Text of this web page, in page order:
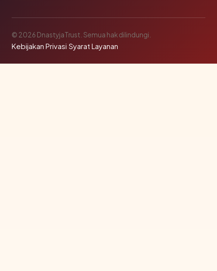
© 2026 DnastyjaTrust. Semua hak dilindungi.
Kebijakan Privasi·Syarat Layanan